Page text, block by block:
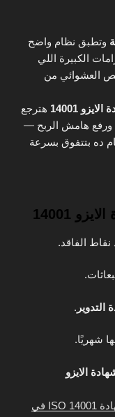
وتطبق نظام واضح
الكبيرة اللي
العشوائي من
14001
هترجع
هامش الربح —
ده بتتفوق بسرعة
14001
نقاط الفاقد.
التدوير .
شهريًا.
الايزو
ما هي متطلبات الحصول على شهادة ISO 14001 في